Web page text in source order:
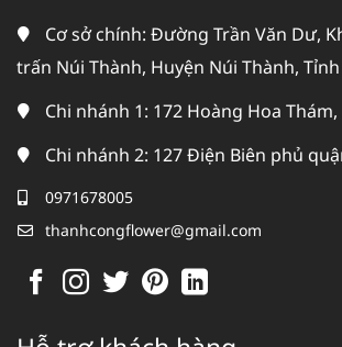
Cơ sở chính: Đường Trần Văn Dư,
trấn Núi Thành, Huyện Núi Thành,
Chi nhánh 1: 172 Hoàng Hoa Thám,
Chi nhánh 2: 127 Điện Biên phủ
0971678005
thanhcongflower@gmail.com